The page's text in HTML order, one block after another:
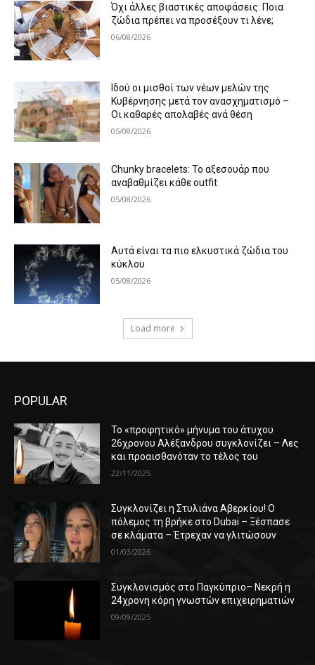
Όχι άλλες βιαστικές αποφάσεις: Ποια
ζώδια πρέπει να προσέξουν τι λένε;
06/08/2026
Ιδού οι μισθοί των νέων μελών της
Κυβέρνησης μετά τον ανασχηματισμό –
Οι καθαρές απολαβές ανά θέση
05/08/2026
Chunky bracelets: Το αξεσουάρ που
αναβαθμίζει κάθε outfit
05/08/2026
Αυτά είναι τα πιο ελκυστικά ζώδια του
κύκλου
05/08/2026
Load more
POPULAR
Το «προφητικό» μήνυμα του άτυχου
26χρονου Αλέξανδρου συγκλονίζει – Λες
και προαισθανόταν το τέλος του
22/11/2025
Συγκλονίζει η Στυλιάνα Αβερκίου! Ο
πόλεμος τη βρήκε στο Dubai – Ξέσπασε
σε κλάματα – Έτρεχαν να γλιτώσουν
01/03/2026
Συγκλονισμός στο Παγκύπριο– Νεκρή η
24χρονη κόρη γνωστών επιχειρηματιών
09/09/2025